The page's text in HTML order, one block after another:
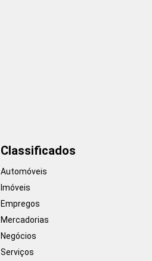
Classificados
Automóveis
Imóveis
Empregos
Mercadorias
Negócios
Serviços